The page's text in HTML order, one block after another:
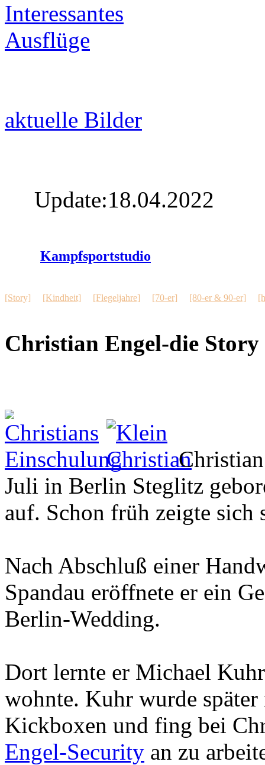
Interessantes
Ausflüge
aktuelle Bilder
Update:18.04.2022
Kampfsportstudio
[Story] [Kindheit] [Flegeljahre] [70-er] [80-er & 90-er]
Christian Engel-die Story
Christian
Juli in Berlin Steglitz
auf. Schon früh zeigte sich
Nach Abschluß einer
Spandau eröffnete er ein
Berlin-Wedding.
Dort lernte er Michael
wohnte. Kuhr wurde
Kickboxen und fing bei
Engel-Security an zu